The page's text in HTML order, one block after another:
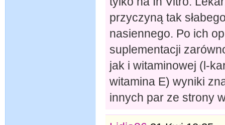
przyczyną tak
nasiennego. Po ich
suplementacji
jak i witaminowej (l-
witamina E) wyniki
innych par ze strony